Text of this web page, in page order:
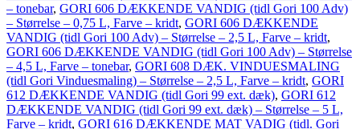
– tonebar, GORI 606 DÆKKENDE VANDIG (tidl Gori 100 Adv)
– Størrelse – 0,75 L, Farve – kridt, GORI 606 DÆKKENDE
VANDIG (tidl Gori 100 Adv) – Størrelse – 2,5 L, Farve – kridt,
GORI 606 DÆKKENDE VANDIG (tidl Gori 100 Adv) – Størrelse
– 4,5 L, Farve – tonebar, GORI 608 DÆK. VINDUESMALING
(tidl Gori Vinduesmaling) – Størrelse – 2,5 L, Farve – kridt, GORI
612 DÆKKENDE VANDIG (tidl Gori 99 ext. dæk), GORI 612
DÆKKENDE VANDIG (tidl Gori 99 ext. dæk) – Størrelse – 5 L,
Farve – kridt, GORI 616 DÆKKENDE MAT VADIG (tidl. Gori